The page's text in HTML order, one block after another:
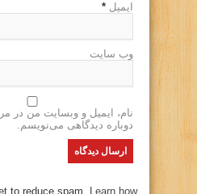
ایمیل *
وب سایت
نام، ایمیل و وبسایت من در
دوباره دیدگاهی می‌نویسم.
to reduce spam. Learn how